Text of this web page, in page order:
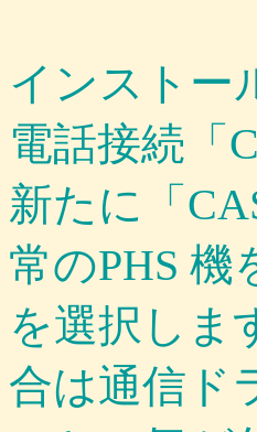
インストー
電話接続 「
新たに「
常のPHS
を選択しま
合は通信ド